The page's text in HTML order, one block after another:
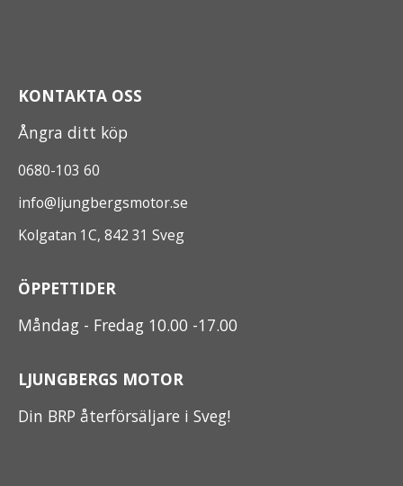
KONTAKTA OSS
Ångra ditt köp
0680-103 60
info@ljungbergsmotor.se
Kolgatan 1C, 842 31 Sveg
ÖPPETTIDER
Måndag - Fredag 10.00 -17.00
LJUNGBERGS MOTOR
Din BRP återförsäljare i Sveg!